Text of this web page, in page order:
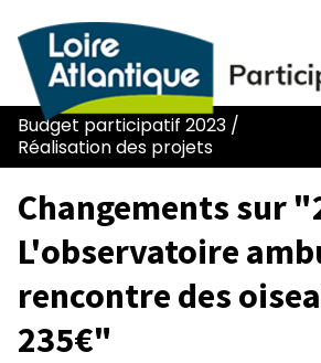
Budget participatif 2023 /
Réalisation des projets
Changements sur
L'observatoire
rencontre des
235€"